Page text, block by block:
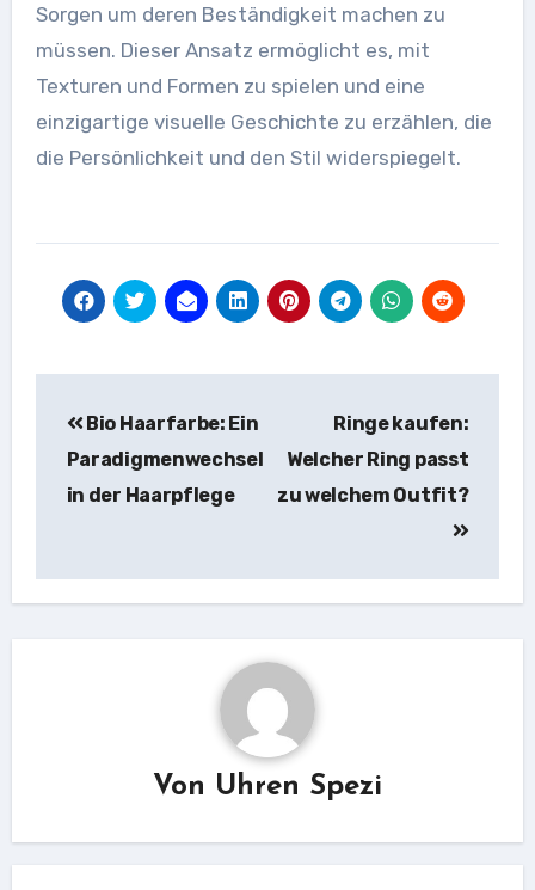
Sorgen um deren Beständigkeit machen zu
müssen. Dieser Ansatz ermöglicht es, mit
Texturen und Formen zu spielen und eine
einzigartige visuelle Geschichte zu erzählen, die
die Persönlichkeit und den Stil widerspiegelt.
Bio Haarfarbe: Ein
Paradigmenwechsel
in der Haarpflege
Ringe kaufen:
Welcher Ring passt
zu welchem Outfit?
Von Uhren Spezi